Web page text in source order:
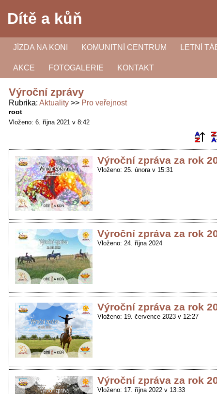
Dítě a kůň
JÍZDA NA KONI KOMUNITNÍ CENTRUM LETNÍ
AKCE FOTOGALERIE KONTAKT
Výroční zprávy
Rubrika Aktuality Pro veřejnost
root
Vloženo: 6. října 2021 v 8:42
Výroční zpráva za rok
Vloženo: 25. února v 15:31
Výroční zpráva za rok
Vloženo: 24. října 2024
Výroční zpráva za rok
Vloženo: 19. července 2023 v 12:27
Výroční zpráva za rok
Vloženo: 17. října 2022 v 13:33